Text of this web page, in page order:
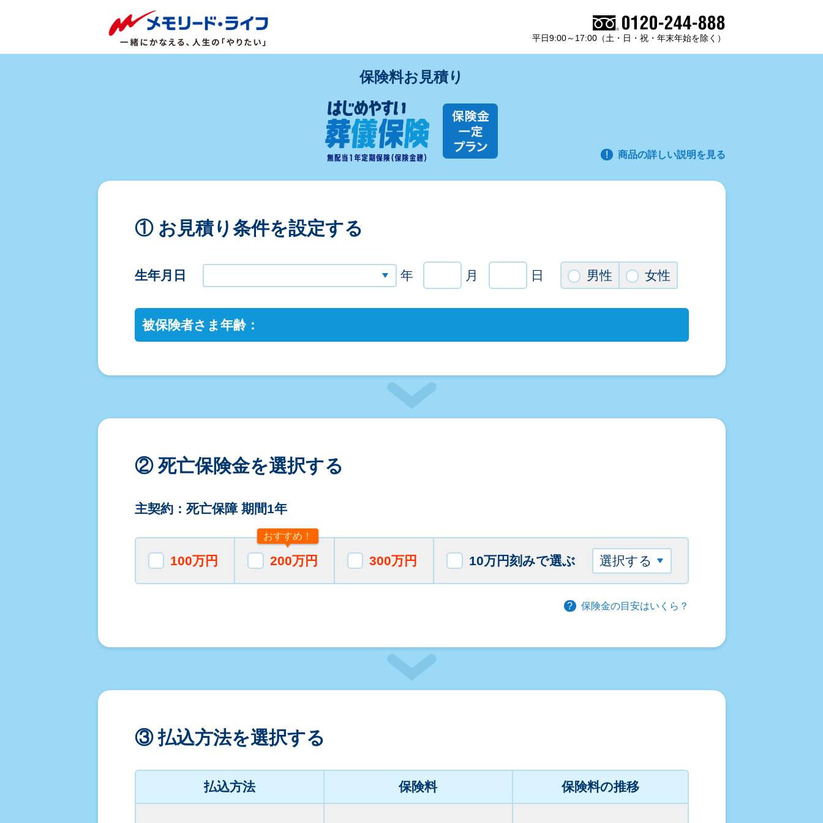
平日9:00～17:00（土・日・祝・年末年始を除く）
保険料お見積り
商品の詳しい説明を見る
① お見積り条件を設定する
生年月日 年 月 日 男性 女性
被保険者さま年齢：
② 死亡保険金を選択する
主契約：死亡保障 期間1年
100万円 200万円
おすすめ！
300万円 10万円刻みで選ぶ
保険金の目安はいくら？
③ 払込方法を選択する
払込方法 保険料 保険料の推移